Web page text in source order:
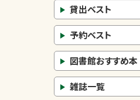
貸出ベスト
予約ベスト
図書館おすすめ本
雑誌一覧